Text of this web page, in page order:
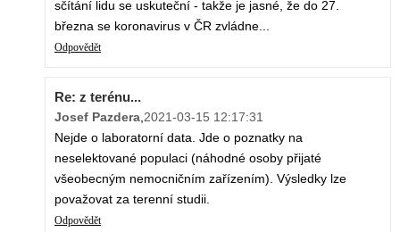
sčítání lidu se uskuteční - takže je jasné, že do 27.
března se koronavirus v ČR zvládne...
Odpovědět
Re: z terénu...
Josef Pazdera,2021-03-15 12:17:31
Nejde o laboratorní data. Jde o poznatky na
neselektované populaci (náhodné osoby přijaté
všeobecným nemocničním zařízením). Výsledky lze
považovat za terenní studii.
Odpovědět